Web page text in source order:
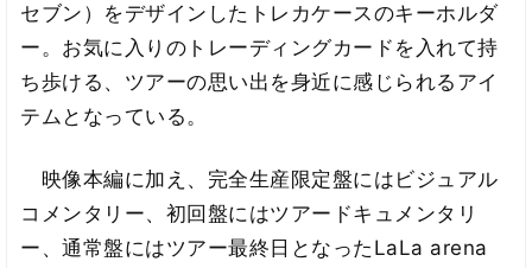
セブン）をデザインしたトレカケースのキーホルダ
ー。お気に入りのトレーディングカードを入れて持
ち歩ける、ツアーの思い出を身近に感じられるアイ
テムとなっている。
映像本編に加え、完全生産限定盤にはビジュアル
コメンタリー、初回盤にはツアードキュメンタリ
ー、通常盤にはツアー最終日となったLaLa arena